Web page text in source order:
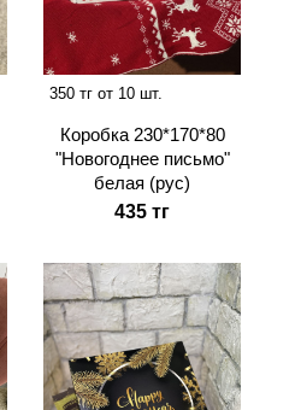
350 тг от 10 шт.
Коробка 230*170*80
"Новогоднее письмо"
белая (рус)
435 тг